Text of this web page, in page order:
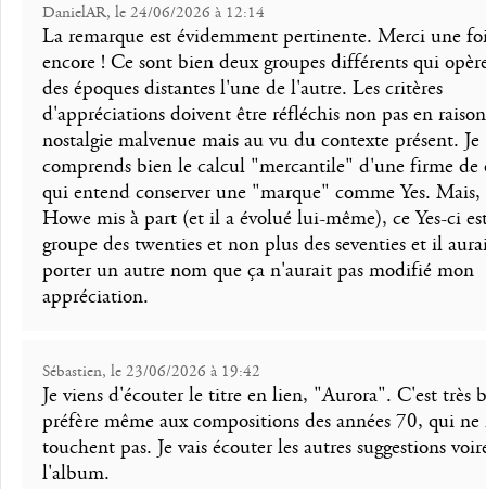
DanielAR, le 24/06/2026 à 12:14
La remarque est évidemment pertinente. Merci une
encore ! Ce sont bien deux groupes différents qui
des époques distantes l'une de l'autre. Les critères
d'appréciations doivent être réfléchis non pas en
nostalgie malvenue mais au vu du contexte présent. Je
comprends bien le calcul "mercantile" d'une firme de
qui entend conserver une "marque" comme Yes. Mais,
Howe mis à part (et il a évolué lui-même), ce Yes-ci
groupe des twenties et non plus des seventies et il
porter un autre nom que ça n'aurait pas modifié mon
appréciation.
Sébastien, le 23/06/2026 à 19:42
Je viens d'écouter le titre en lien, "Aurora". C'est très
préfère même aux compositions des années 70, qui ne
touchent pas. Je vais écouter les autres suggestions
l'album.